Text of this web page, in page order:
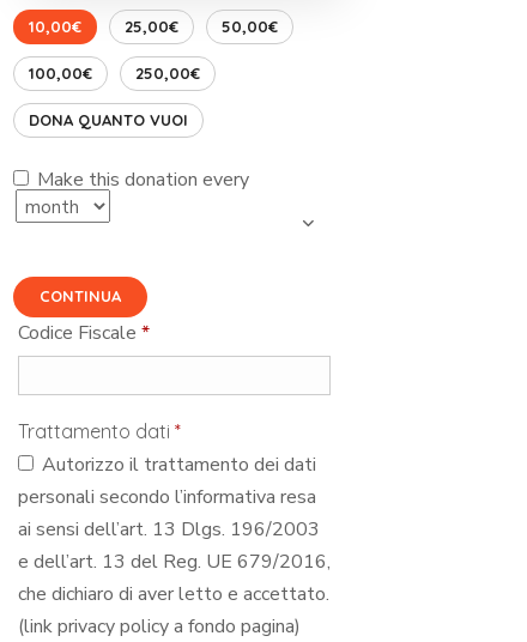
10,00€ 25,00€ 50,00€
100,00€ 250,00€
DONA QUANTO VUOI
Make this donation every
CONTINUA
Codice Fiscale *
Trattamento dati *
personali secondo l’informativa resa
ai sensi dell’art. 13 Dlgs. 196/2003
e dell’art. 13 del Reg. UE 679/2016,
che dichiaro di aver letto e accettato.
(link privacy policy a fondo pagina)